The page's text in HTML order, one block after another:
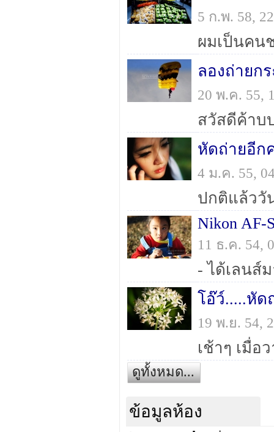
5 ก.พ. 58,
ลองถ่ายก
20 พ.ค. 55,
หัดถ่ายอีก
4 ม.ค. 55,
Nikon AF-
11 ธ.ค. 54,
โอ๊ว์.....หัด
19 พ.ย. 54,
ดูทั้งหมด...
ข้อมูลห้อง